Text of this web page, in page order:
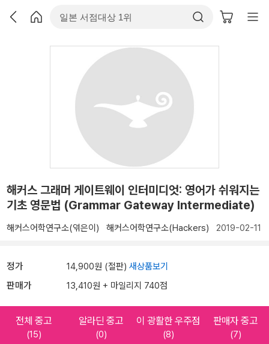
해커스 그래머 게이트웨이 인터미디엇: 영어가 쉬워지는
기초 영문법 (Grammar Gateway Intermediate)
해커스어학연구소(엮은이) 해커스어학연구소(Hackers) 2019-02-11
정가 14,900원 (절판) 새상품보기
판매가 13,410원 + 마일리지 740점
전체 중고
(15)
알라딘 중고
(0)
이 광활한 우주점
(8)
판매자 중고
(7)